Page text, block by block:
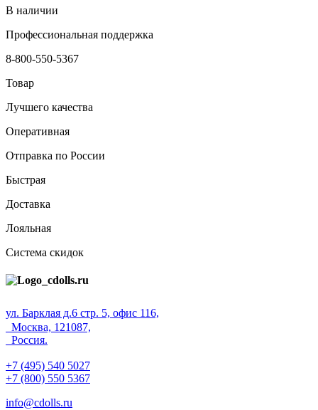
В наличии
Профессиональная поддержка
8-800-550-5367
Товар
Лучшего качества
Оперативная
Отправка по России
Быстрая
Доставка
Лояльная
Система скидок
ул. Барклая д.6 стр. 5, офис 116,
Москва, 121087,
Россия.
+7 (495) 540 5027
+7 (800) 550 5367
info@cdolls.ru